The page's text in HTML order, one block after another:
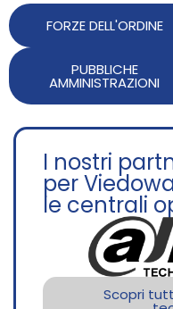
FORZE DELL'ORDINE
PUBBLICHE
AMMINISTRAZIONI
I nostri
per
le centrali
Scopri